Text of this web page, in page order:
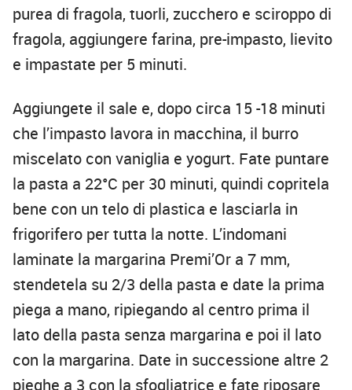
purea di fragola, tuorli, zucchero e sciroppo di
fragola, aggiungere farina, pre-impasto, lievito
e impastate per 5 minuti.
Aggiungete il sale e, dopo circa 15 -18 minuti
che l’impasto lavora in macchina, il burro
miscelato con vaniglia e yogurt. Fate puntare
la pasta a 22°C per 30 minuti, quindi copritela
bene con un telo di plastica e lasciarla in
frigorifero per tutta la notte. L’indomani
laminate la margarina Premi’Or a 7 mm,
stendetela su 2/3 della pasta e date la prima
piega a mano, ripiegando al centro prima il
lato della pasta senza margarina e poi il lato
con la margarina. Date in successione altre 2
pieghe a 3 con la sfogliatrice e fate riposare